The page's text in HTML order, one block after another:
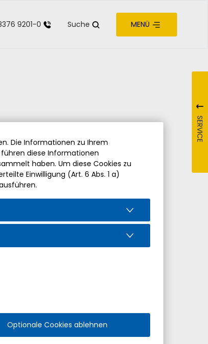
9201-0 Suche MENÜ
SERVICE
31. Juli 2026 vom Ersten
Die Informationen zu Ihrem
diese Informationen
haben. Um diese Cookies zu
Einwilligung (Art. 6 Abs. 1 a)
Optionale Cookies ablehnen